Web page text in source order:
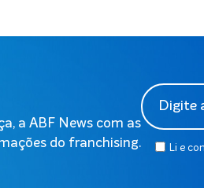
a ABF News com as
do franchising.
Li e